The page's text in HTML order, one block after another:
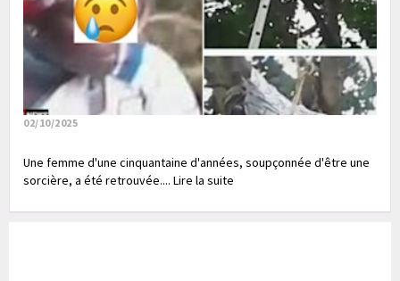
02/10/2025
Une femme d'une cinquantaine d'années, soupçonnée d'être une
sorcière, a été retrouvée.... Lire la suite